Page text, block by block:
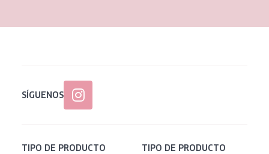
SÍGUENOS
TIPO DE PRODUCTO TIPO DE PRODUCTO